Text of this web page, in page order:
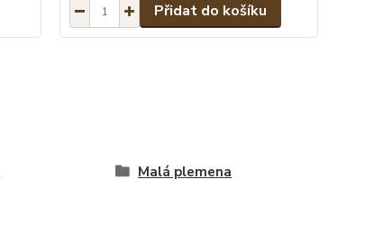
Přidat do košíku
Malá plemena